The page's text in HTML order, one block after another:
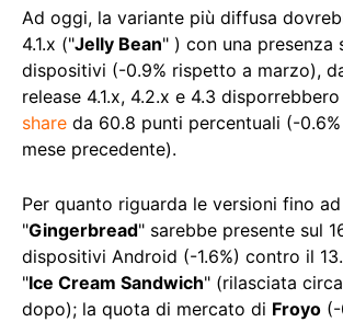
Ad oggi, la variante più diffusa
4.1.x ("Jelly Bean" ) con una presenza
dispositivi (-0.9% rispetto a marzo),
release 4.1.x, 4.2.x e 4.3
share da 60.8 punti percentuali (-
mese precedente).
Per quanto riguarda le versioni fino
"Gingerbread" sarebbe presente sul
dispositivi Android (-1.6%) contro il
"Ice Cream Sandwich" (rilasciata
dopo); la quota di mercato di Froyo (-